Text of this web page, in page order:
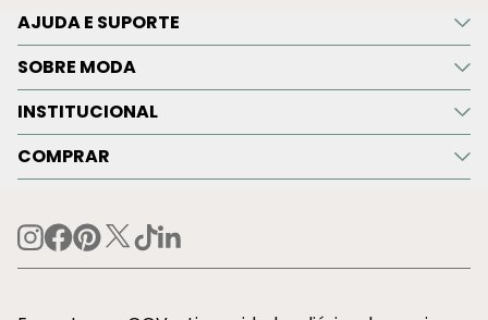
AJUDA E SUPORTE
SOBRE MODA
INSTITUCIONAL
COMPRAR